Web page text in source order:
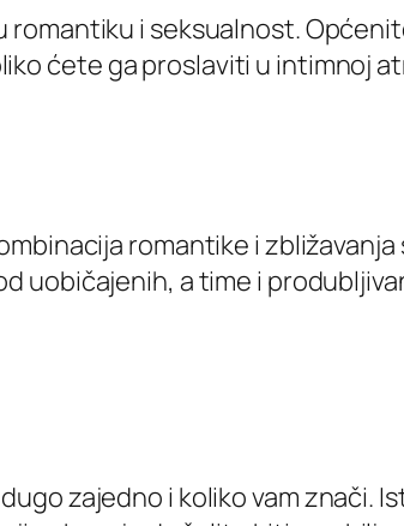
i seksualnost.
ćete ga proslaviti u intimnoj
romantike i
uobičajenih, a time i
zajedno i koliko vam znači.